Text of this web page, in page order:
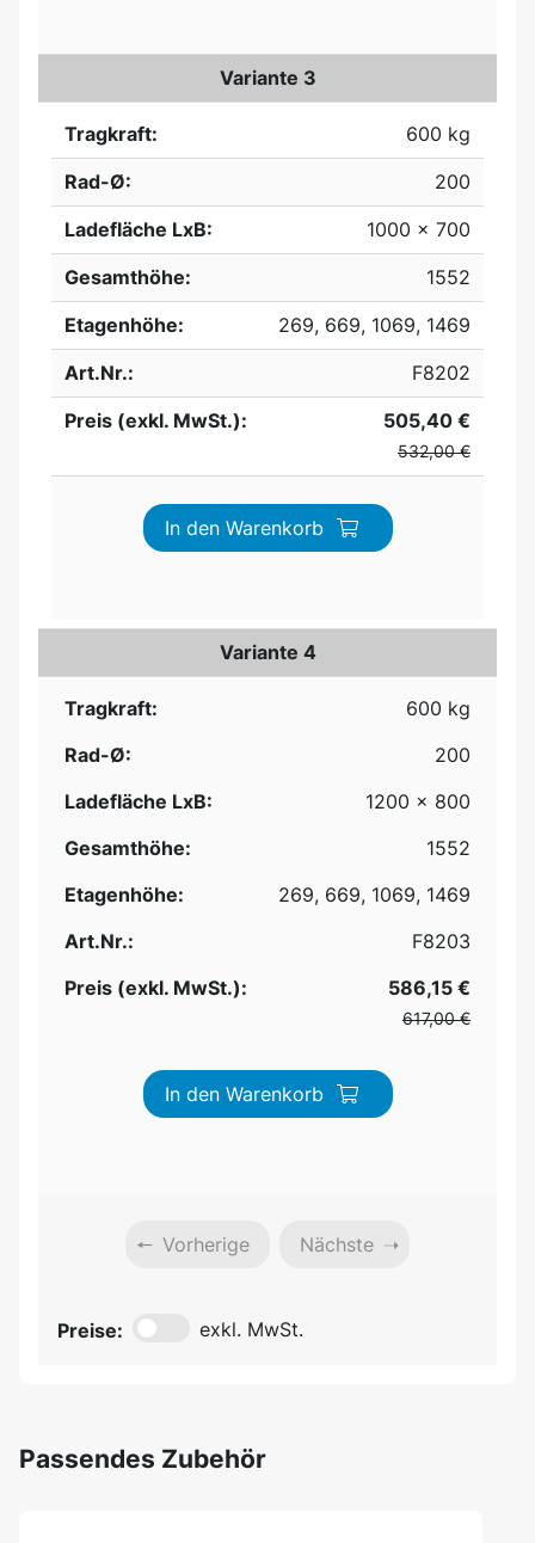
Variante 3
Tragkraft:
600 kg
Rad-Ø:
200
Ladefläche LxB:
1000 x 700
Gesamthöhe:
1552
Etagenhöhe:
269, 669, 1069, 1469
Art.Nr.:
F8202
Preis (exkl. MwSt.):
505,40 €
532,00 €
In den Warenkorb
Variante 4
Tragkraft:
600 kg
Rad-Ø:
200
Ladefläche LxB:
1200 x 800
Gesamthöhe:
1552
Etagenhöhe:
269, 669, 1069, 1469
Art.Nr.:
F8203
Preis (exkl. MwSt.):
586,15 €
617,00 €
In den Warenkorb
Vorherige Nächste
Preise: exkl. MwSt.
Passendes Zubehör